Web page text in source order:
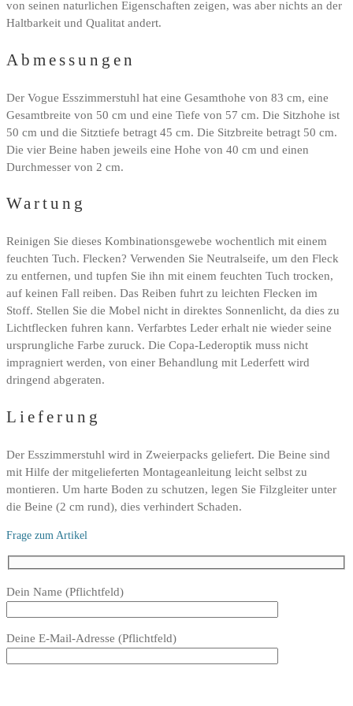
von seinen naturlichen Eigenschaften zeigen, was aber nichts an der
Haltbarkeit und Qualitat andert.
Abmessungen
Der Vogue Esszimmerstuhl hat eine Gesamthohe von 83 cm, eine
Gesamtbreite von 50 cm und eine Tiefe von 57 cm. Die Sitzhohe ist
50 cm und die Sitztiefe betragt 45 cm. Die Sitzbreite betragt 50 cm.
Die vier Beine haben jeweils eine Hohe von 40 cm und einen
Durchmesser von 2 cm.
Wartung
Reinigen Sie dieses Kombinationsgewebe wochentlich mit einem
feuchten Tuch. Flecken? Verwenden Sie Neutralseife, um den Fleck
zu entfernen, und tupfen Sie ihn mit einem feuchten Tuch trocken,
auf keinen Fall reiben. Das Reiben fuhrt zu leichten Flecken im
Stoff. Stellen Sie die Mobel nicht in direktes Sonnenlicht, da dies zu
Lichtflecken fuhren kann. Verfarbtes Leder erhalt nie wieder seine
ursprungliche Farbe zuruck. Die Copa-Lederoptik muss nicht
impragniert werden, von einer Behandlung mit Lederfett wird
dringend abgeraten.
Lieferung
Der Esszimmerstuhl wird in Zweierpacks geliefert. Die Beine sind
mit Hilfe der mitgelieferten Montageanleitung leicht selbst zu
montieren. Um harte Boden zu schutzen, legen Sie Filzgleiter unter
die Beine (2 cm rund), dies verhindert Schaden.
Frage zum Artikel
Bitte
Feld
leer.
Dein Name (Pflichtfeld)
Deine E-Mail-Adresse (Pflichtfeld)